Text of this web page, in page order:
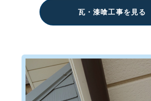
瓦・漆喰工事を見る